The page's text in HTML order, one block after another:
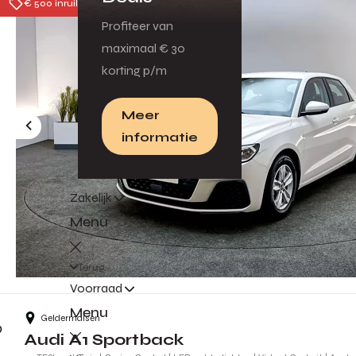
Profiteer van
maximaal € 30
korting p/m
Meer
informatie
Zakelijk
Menu
Terug
Voorraad
Menu
€ 500 inruilpremie
Geldermalsen
Audi A1 Sportback